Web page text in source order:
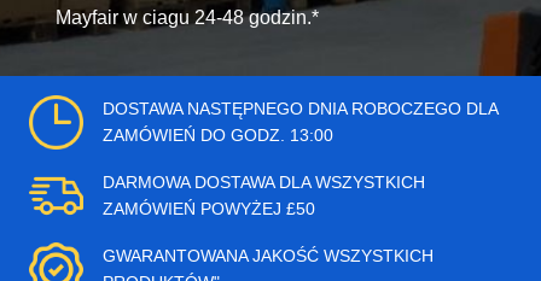
Mayfair w ciagu 24-48 godzin.*
DOSTAWA NASTĘPNEGO DNIA ROBOCZEGO DLA
ZAMÓWIEŃ DO GODZ. 13:00
DARMOWA DOSTAWA DLA WSZYSTKICH
ZAMÓWIEŃ POWYŻEJ £50
GWARANTOWANA JAKOŚĆ WSZYSTKICH